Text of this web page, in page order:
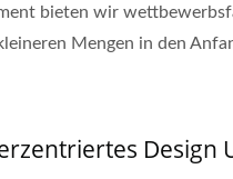
bieten wir
Mengen in den
Design